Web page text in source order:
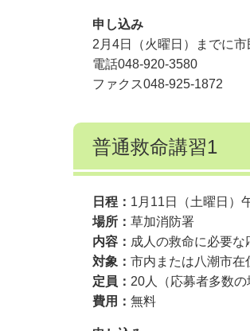
申し込み
2月4日（火曜日）までに市
電話048-920-3580
ファクス048-925-1872
普通救命講習1
日程： 1月11日（土曜日）
場所： 草加消防署
内容： 成人の救命に必要な
対象： 市内または八潮市在
定員： 20人（応募者多数の
費用： 無料